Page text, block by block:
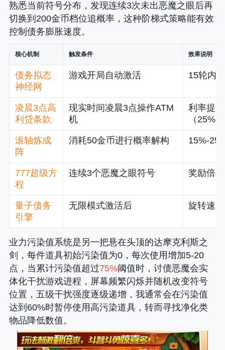
熟悉当前符号分布，发现连续3次未出恶魔之眼后再
切换到200金币档位追概率，这种阶梯式策略能有效
控制债务膨胀速度。
核心机制 触发条件 效果说明
债务拟态
神经网
游戏开局自动激活 15轮内
凌晨3点高
利贷条款
现实时间凌晨3点操作ATM
机
利率提
（25%-
滚轴炼成
阵
消耗50金币进行概率解构 15%-
777超级方
程
连续3个恶魔之眼符号 奖励倍
量子债务
引擎
无限模式激活后 旋转速
业力污染值系统是另一把悬在头顶的达摩克利斯之
剑，每件道具初始污染值为0，每次使用增加5-20
点，当累计污染值超过75%阈值时，讨债恶魔会实
体化干扰游戏进程，屏幕频繁闪烁并随机改变符号
位置，五级干扰强度逐级递增，我通常会在污染值
达到60%时暂停使用高污染道具，转而寻找净化类
物品降低数值。